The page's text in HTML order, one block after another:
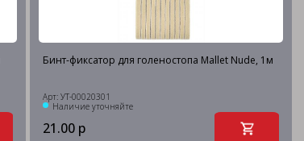
Бинт-фиксатор для голеностопа Mallet Nude, 1м
Арт: УТ-00020301
Наличие уточняйте
21.00 р